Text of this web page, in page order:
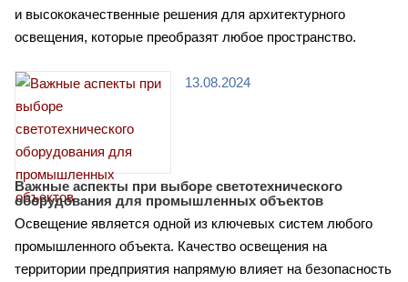
и высококачественные решения для архитектурного
освещения, которые преобразят любое пространство.
13.08.2024
Важные аспекты при выборе светотехнического
оборудования для промышленных объектов
Освещение является одной из ключевых систем любого
промышленного объекта. Качество освещения на
территории предприятия напрямую влияет на безопасность